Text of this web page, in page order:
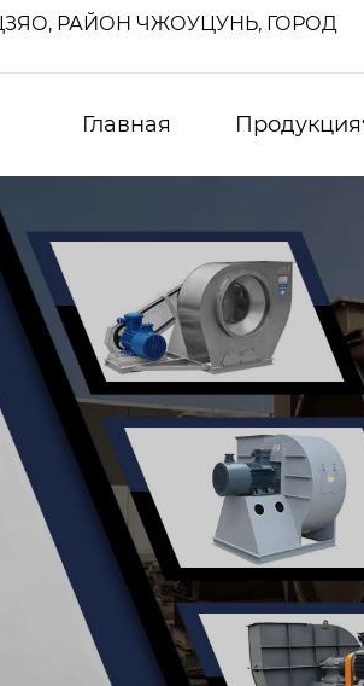
РАЙОН ЧЖОУЦУНЬ, ГОРОД
Главная Продукция